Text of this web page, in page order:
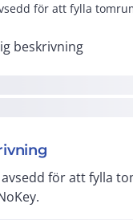
för att fylla
beskrivning
för att fylla